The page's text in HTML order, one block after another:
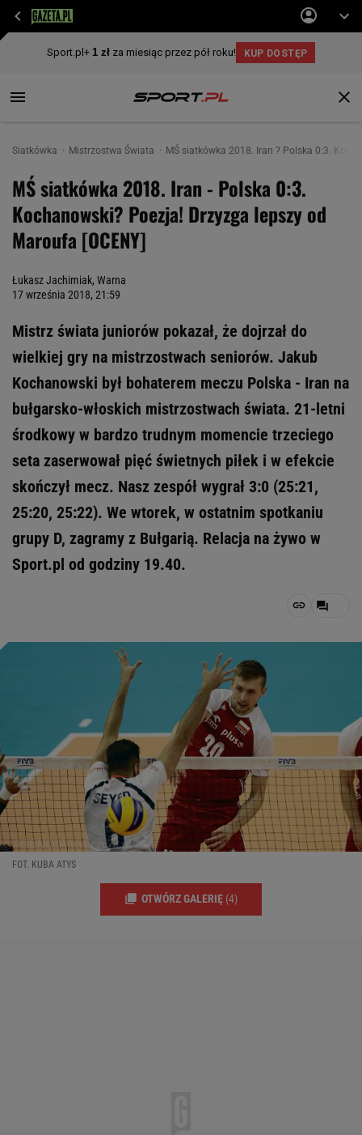
Siatkówka Mistrzostwa Świata MŚ siatkówka 2018. Iran ? Polska 0:3.
MŚ siatkówka 2018. Iran - Polska 0:3.
Kochanowski? Poezja! Drzyzga lepszy od
Maroufa [OCENY]
Łukasz Jachimiak, Warna
17 września 2018, 21:59
Mistrz świata juniorów pokazał, że dojrzał do
wielkiej gry na mistrzostwach seniorów. Jakub
Kochanowski był bohaterem meczu Polska - Iran na
bułgarsko-włoskich mistrzostwach świata. 21-letni
środkowy w bardzo trudnym momencie trzeciego
seta zaserwował pięć świetnych piłek i w efekcie
skończył mecz. Nasz zespół wygrał 3:0 (25:21,
25:20, 25:22). We wtorek, w ostatnim spotkaniu
grupy D, zagramy z Bułgarią. Relacja na żywo w
Sport.pl od godziny 19.40.
FOT. KUBA ATYS
OTWÓRZ GALERIĘ (4)